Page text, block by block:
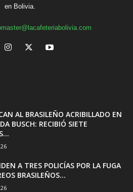
en Bolivia.
AL BRASILEÑO ACRIBILLADO EN
BUSCH: RECIBIÓ SIETE
A TRES POLICÍAS POR LA FUGA
BRASILEÑOS...